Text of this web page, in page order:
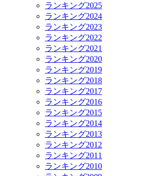
ランキング2025
ランキング2024
ランキング2023
ランキング2022
ランキング2021
ランキング2020
ランキング2019
ランキング2018
ランキング2017
ランキング2016
ランキング2015
ランキング2014
ランキング2013
ランキング2012
ランキング2011
ランキング2010